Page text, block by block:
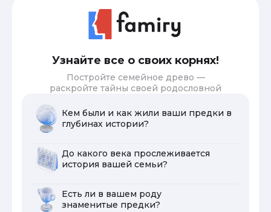
Узнайте все о своих корнях!
Постройте семейное древо —
раскройте тайны своей родословной
Кем были и как жили ваши предки в
глубинах истории?
До какого века прослеживается
история вашей семьи?
Есть ли в вашем роду
знаменитые предки?